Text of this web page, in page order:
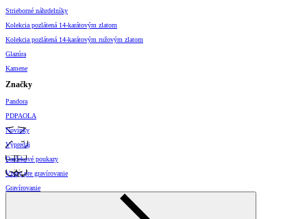
Strieborné náhrdelníky
Kolekcia pozlátená 14-karátovým zlatom
Kolekcia pozlátená 14-karátovým ružovým zlatom
Glazúra
Kamene
Značky
Pandora
PDPAOLA
Novinky
Výpredaj
Darčekové poukazy
Vzory pre gravírovanie
Gravírovanie